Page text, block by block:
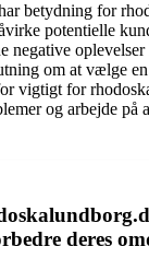
betydning for
potentielle
negative
om at vælge en
vigtigt for
og arbejde på
deres